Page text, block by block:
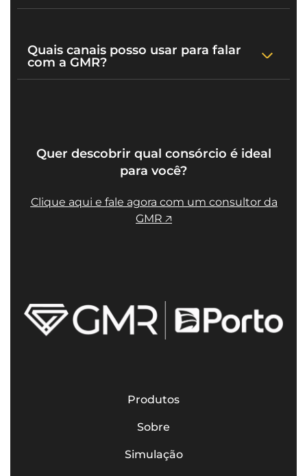
Quais canais posso usar para falar
com a GMR?
Quer descobrir qual consórcio é ideal
para você?
Clique aqui e fale agora com um consultor da
GMR 🡥
Produtos
Sobre
Simulação